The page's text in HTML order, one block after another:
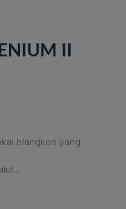
II
blangkon yang